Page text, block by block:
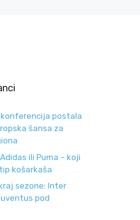
postala
šansa za
ili Puma – koji
košarkaša
sezone: Inter
pod